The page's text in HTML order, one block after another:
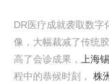
DR医疗成就袭取数字
像，大幅裁减了传统
高了会诊成果，
上海
程中的恭候时刻， 株